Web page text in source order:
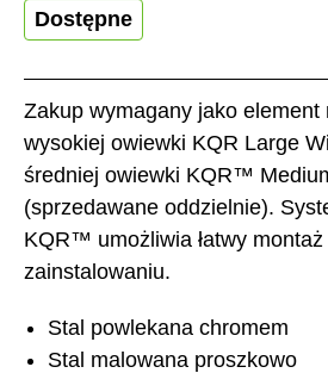
Zakup wymagany jako element
wysokiej owiewki KQR Large
średniej owiewki KQR™
(sprzedawane oddzielnie).
KQR™ umożliwia łatwy
zainstalowaniu.
Stal powlekana chromem
Stal malowana proszkowo
Dostępne